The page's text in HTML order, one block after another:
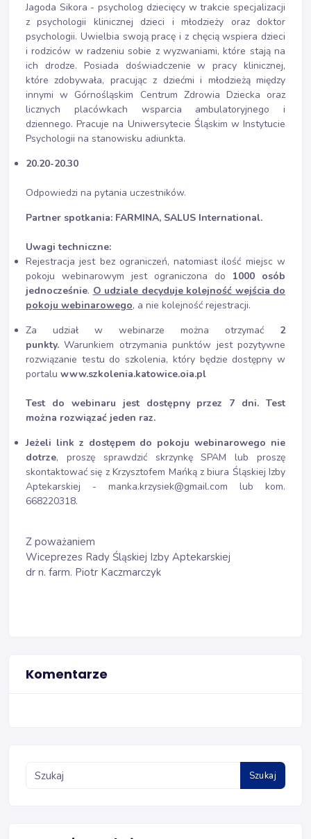
Jagoda Sikora - psycholog dziecięcy w trakcie specjalizacji
z psychologii klinicznej dzieci i młodzieży oraz doktor
psychologii. Uwielbia swoją pracę i z chęcią wspiera dzieci
i rodziców w radzeniu sobie z wyzwaniami, które stają na
ich drodze. Posiada doświadczenie w pracy klinicznej,
które zdobywała, pracując z dziećmi i młodzieżą między
innymi w Górnośląskim Centrum Zdrowia Dziecka oraz
licznych placówkach wsparcia ambulatoryjnego i
dziennego. Pracuje na Uniwersytecie Śląskim w Instytucie
Psychologii na stanowisku adiunkta.
20.20-20.30
Odpowiedzi na pytania uczestników.
Partner spotkania: FARMINA, SALUS International.
Uwagi techniczne:
Rejestracja jest bez ograniczeń, natomiast ilość miejsc w
pokoju webinarowym jest ograniczona do 1000 osób
jednocześnie. O udziale decyduje kolejność wejścia do
pokoju webinarowego, a nie kolejność rejestracji.
Za udział w webinarze można otrzymać 2
punkty. Warunkiem otrzymania punktów jest pozytywne
rozwiązanie testu do szkolenia, który będzie dostępny w
portalu www.szkolenia.katowice.oia.pl
Test do webinaru jest dostępny przez 7 dni. Test
można rozwiązać jeden raz.
Jeżeli link z dostępem do pokoju webinarowego nie
dotrze, proszę sprawdzić skrzynkę SPAM lub proszę
skontaktować się z Krzysztofem Mańką z biura Śląskiej Izby
Aptekarskiej - manka.krzysiek@gmail.com lub kom.
668220318.
Z poważaniem
Wiceprezes Rady Śląskiej Izby Aptekarskiej
dr n. farm. Piotr Kaczmarczyk
Komentarze
Szukaj